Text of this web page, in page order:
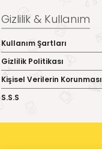
Gizlilik & Kullanım
Kullanım Şartları
Gizlilik Politikası
Kişisel Verilerin Korunması
S.S.S